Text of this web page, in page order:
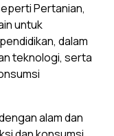
Pertanian,
untuk
dalam
teknologi, serta
alam dan